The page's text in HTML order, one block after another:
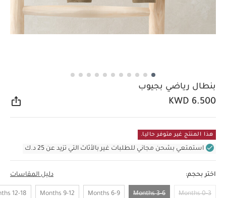
بنطال رياضي بجيوب
KWD 6.500
هذا المنتج غير متوفر حاليا.
استمتعي بشحن مجاني للطلبات غير بالأثاث التي تزيد عن 25 د.ك
اختر بحجم: دليل المقاسات
0-3 Months
3-6 Months
6-9 Months
9-12 Months
12-18 Months